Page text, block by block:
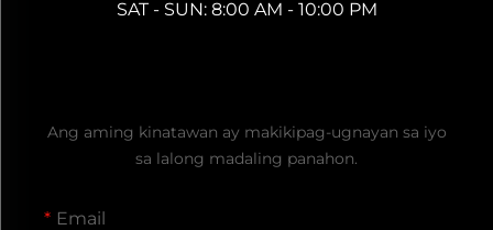
SAT - SUN: 8:00 AM - 10:00 PM
Ang aming kinatawan ay makikipag-ugnayan sa iyo
sa lalong madaling panahon.
Email